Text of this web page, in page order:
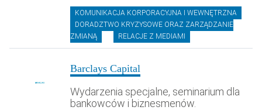
KOMUNIKACJA KORPORACYJNA I WEWNĘTRZNA
DORADZTWO KRYZYSOWE ORAZ ZARZĄDZANIE
ZMIANĄ
RELACJE Z MEDIAMI
Barclays Capital
Wydarzenia specjalne, seminarium dla
bankowców i biznesmenów.